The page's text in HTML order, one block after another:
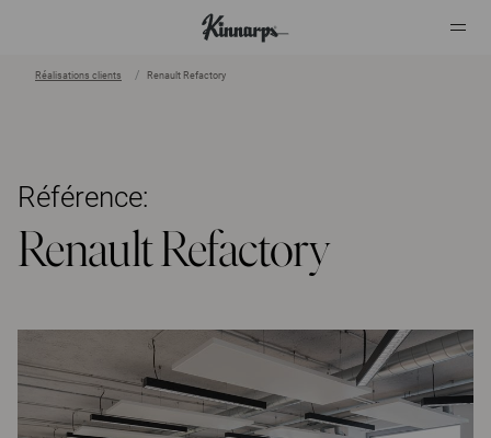
Réalisations clients Renault Refactory
Référence:
Renault Refactory